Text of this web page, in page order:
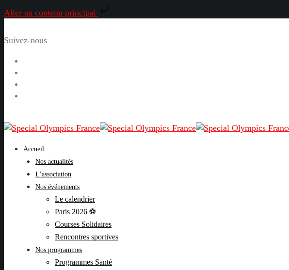
Aller au contenu principal
Suivez-nous
Accueil
Nos actualités
L’association
Nos événements
Le calendrier
Paris 2026 ⚽
Courses Solidaires
Rencontres sportives
Nos programmes
Programmes Santé